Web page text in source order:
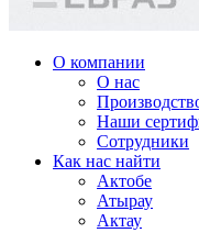
О компании
О нас
Наши
Сотрудники
Как нас найти
Актобе
Атырау
Актау